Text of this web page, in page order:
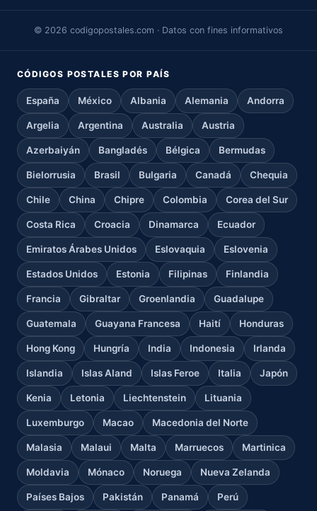
© 2026 codigopostales.com · Datos con fines informativos
CÓDIGOS POSTALES POR PAÍS
España México Albania Alemania Andorra
Argelia Argentina Australia Austria
Azerbaiyán Bangladés Bélgica Bermudas
Bielorrusia Brasil Bulgaria Canadá Chequia
Chile China Chipre Colombia Corea del Sur
Costa Rica Croacia Dinamarca Ecuador
Emiratos Árabes Unidos Eslovaquia Eslovenia
Estados Unidos Estonia Filipinas Finlandia
Francia Gibraltar Groenlandia Guadalupe
Guatemala Guayana Francesa Haití Honduras
Hong Kong Hungría India Indonesia Irlanda
Islandia Islas Aland Islas Feroe Italia Japón
Kenia Letonia Liechtenstein Lituania
Luxemburgo Macao Macedonia del Norte
Malasia Malaui Malta Marruecos Martinica
Moldavia Mónaco Noruega Nueva Zelanda
Países Bajos Pakistán Panamá Perú